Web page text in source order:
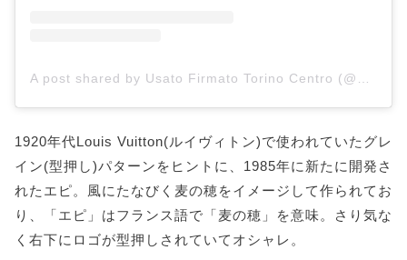
1920年代Louis Vuitton(ルイヴィトン)で使われていたグレ
イン(型押し)パターンをヒントに、1985年に新たに開発さ
れたエピ。風にたなびく麦の穂をイメージして作られてお
り、「エピ」はフランス語で「麦の穂」を意味。さり気な
く右下にロゴが型押しされていてオシャレ。